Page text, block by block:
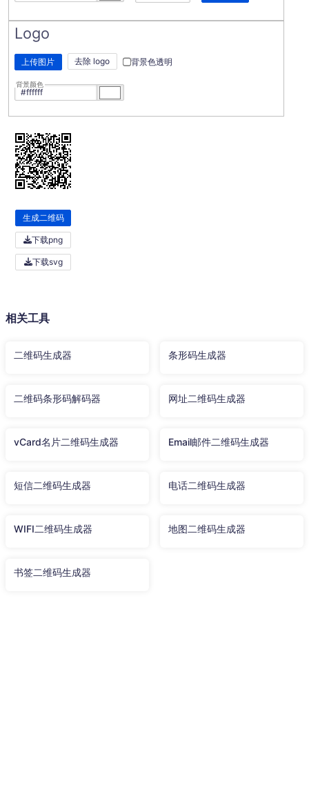
Logo
上传图片 去除 logo 背景色透明
背景颜色
生成二维码
下载png
下载svg
相关工具
二维码生成器 条形码生成器
二维码条形码解码器 网址二维码生成器
vCard名片二维码生成器 Email邮件二维码生成器
短信二维码生成器 电话二维码生成器
WIFI二维码生成器 地图二维码生成器
书签二维码生成器